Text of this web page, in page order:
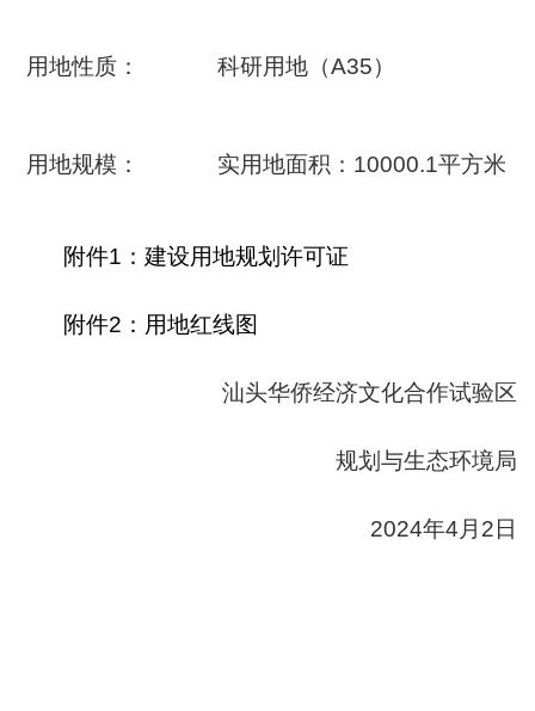
用地性质： 科研用地（A35）
用地规模： 实用地面积：10000.1平方米
附件1：建设用地规划许可证
附件2：用地红线图
汕头华侨经济文化合作试验区
规划与生态环境局
2024年4月2日